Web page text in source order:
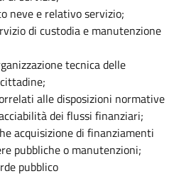
neve e relativo servizio;
di custodia e manutenzione
tecnica delle
alle disposizioni normative
dei flussi finanziari;
acquisizione di finanziamenti
pubbliche o manutenzioni;
pubblico